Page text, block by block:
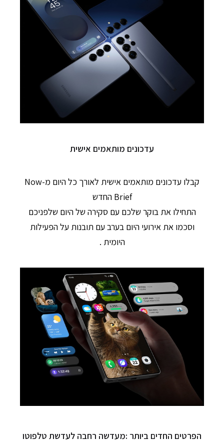
עדכונים מותאמים אישית
קבלו עדכונים מותאמים אישית לאורך כל היום מ-Now
Brief החדש
התחילו את בוקר שלכם עם סקירה של היום שלפניכם
וסכמו את אירועי היום בערב עם תובנות על הפעילות
היומית .
הפרטים החדים ביותר :מעדשה רחבה לעדשת טלפוטו